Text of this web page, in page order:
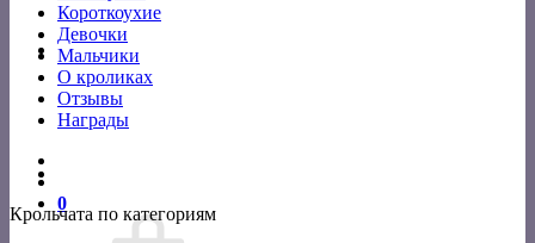
Короткоухие
Девочки
Мальчики
О кроликах
Отзывы
Награды
0
Крольчата по категориям